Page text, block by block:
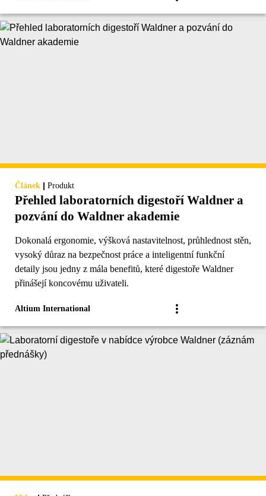
Článek | Produkt
Přehled laboratorních digestoří Waldner a
pozvání do Waldner akademie
Dokonalá ergonomie, výšková nastavitelnost, průhlednost stěn,
vysoký důraz na bezpečnost práce a inteligentní funkční
detaily jsou jedny z mála benefitů, které digestoře Waldner
přinášejí koncovému uživateli.
Altium International